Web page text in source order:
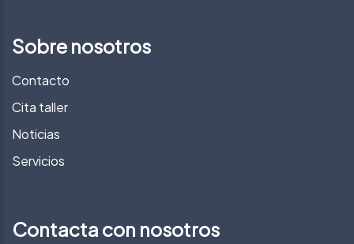
Sobre nosotros
Contacto
Cita taller
Noticias
Servicios
Contacta con nosotros